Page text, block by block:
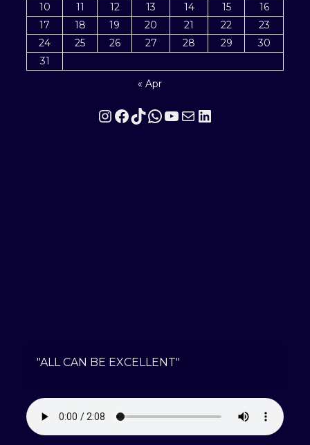
10
11 12 13 14 15
16
17
18 19 20 21 22
23
24
25 26 27 28 29
30
31
« Apr
Instagram
Facebook
TikTok
WhatsApp
YouTube
MailLinkedIn
"ALL CAN BE EXCELLENT"